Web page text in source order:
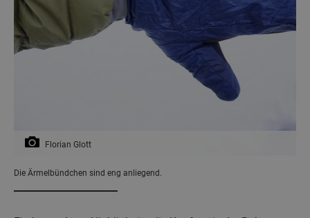
Florian Glott
Die Ärmelbündchen sind eng anliegend.